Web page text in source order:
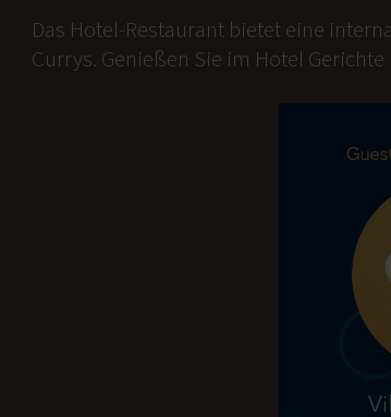
Das Hotel-Restaurant bietet eine
Currys. Genießen Sie im Hotel